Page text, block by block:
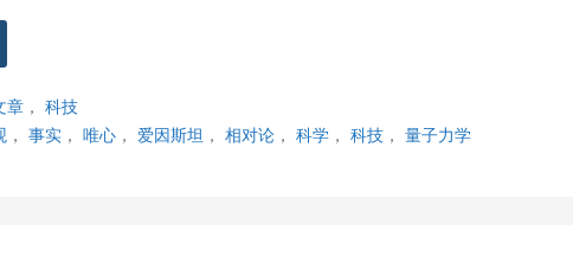
章 ，科技
，事实 ，唯心 ，爱因斯坦 ，相对论 ，科学 ，科技 ，量子力学